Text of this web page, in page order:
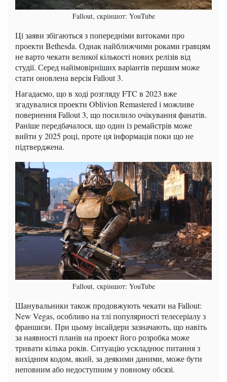
Fallout, скріншот: YouTube
Ці заяви збігаються з попередніми витоками про
проекти Bethesda. Однак найближчими роками гравцям
не варто чекати великої кількості нових релізів від
студії. Серед найімовірніших варіантів першим може
стати оновлена ​​версія Fallout 3.
Нагадаємо, що в ході розгляду FTC в 2023 вже
згадувалися проекти Oblivion Remastered і можливе
повернення Fallout 3, що посилило очікування фанатів.
Раніше передбачалося, що один із ремайстрів може
вийти у 2025 році, проте ця інформація поки що не
підтверджена.
Fallout, скріншот: YouTube
Шанувальники також продовжують чекати на Fallout:
New Vegas, особливо на тлі популярності телесеріалу з
франшизи. При цьому інсайдери зазначають, що навіть
за наявності планів на проект його розробка може
тривати кілька років. Ситуацію ускладнює питання з
вихідним кодом, який, за деякими даними, може бути
неповним або недоступним у повному обсязі.